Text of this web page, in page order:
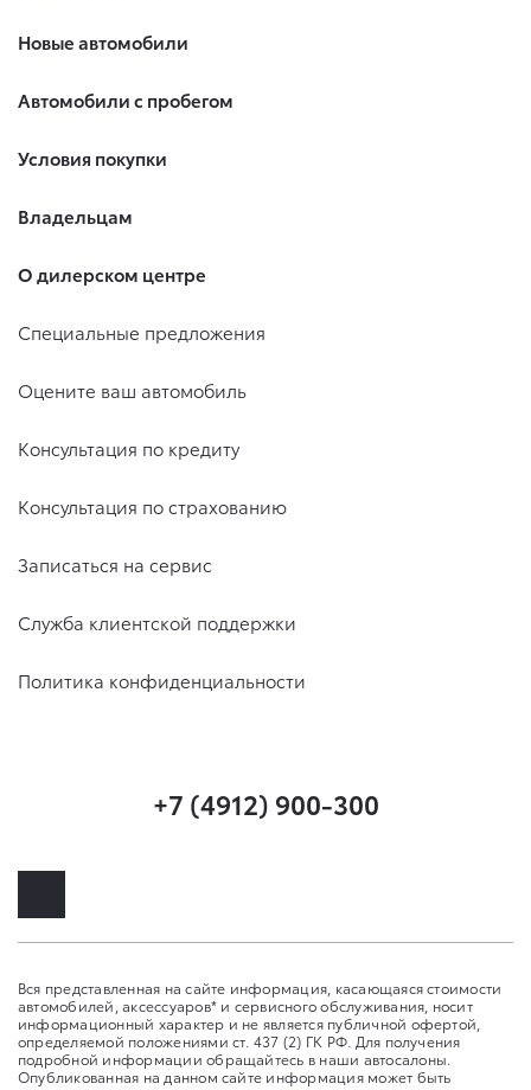
Новые автомобили
Автомобили с пробегом
Условия покупки
Владельцам
О дилерском центре
Специальные предложения
Оцените ваш автомобиль
Консультация по кредиту
Консультация по страхованию
Записаться на сервис
Служба клиентской поддержки
Политика конфиденциальности
+7 (4912) 900-300
Вся представленная на сайте информация, касающаяся стоимости
автомобилей, аксессуаров* и сервисного обслуживания, носит
информационный характер и не является публичной офертой,
определяемой положениями ст. 437 (2) ГК РФ. Для получения
подробной информации обращайтесь в наши автосалоны.
Опубликованная на данном сайте информация может быть